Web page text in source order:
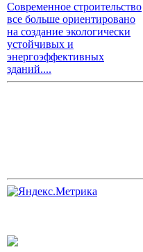
Современное строительство
все больше ориентировано
на создание экологически
устойчивых и
энергоэффективных
зданий....